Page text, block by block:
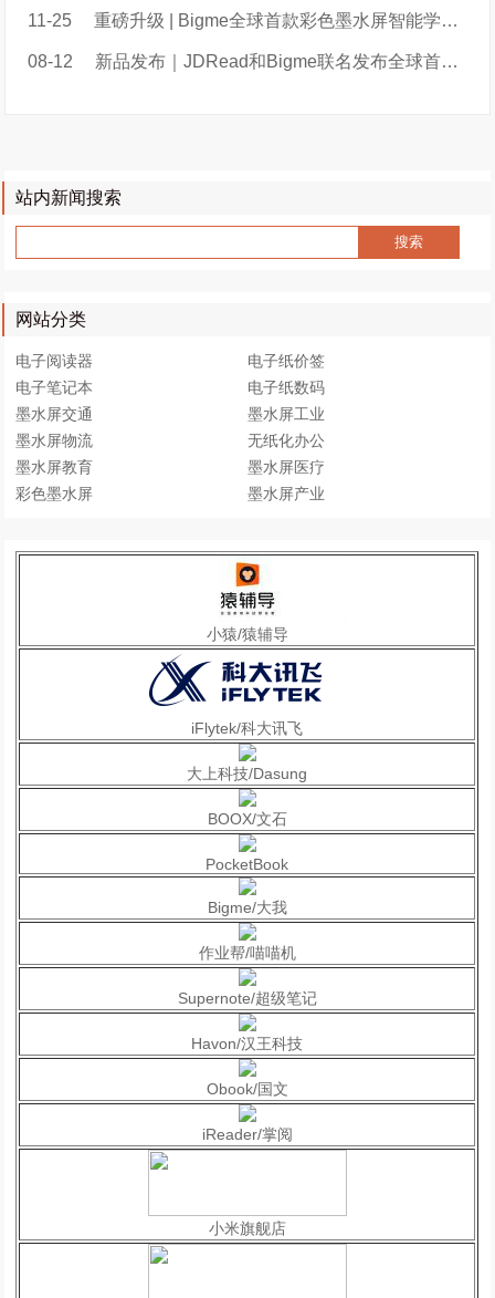
11-25 重磅升级 | Bigme全球首款彩色墨水屏智能学练本B2重磅升级新增大量实用功能
08-12 新品发布｜JDRead和Bigme联名发布全球首款彩色墨水屏智能学练本B2
站内新闻搜索
网站分类
电子阅读器
电子纸价签
电子笔记本
电子纸数码
墨水屏交通
墨水屏工业
墨水屏物流
无纸化办公
墨水屏教育
墨水屏医疗
彩色墨水屏
墨水屏产业
小猿/猿辅导
iFlytek/科大讯飞
大上科技/Dasung
BOOX/文石
PocketBook
Bigme/大我
作业帮/喵喵机
Supernote/超级笔记
Havon/汉王科技
Obook/国文
iReader/掌阅
小米旗舰店